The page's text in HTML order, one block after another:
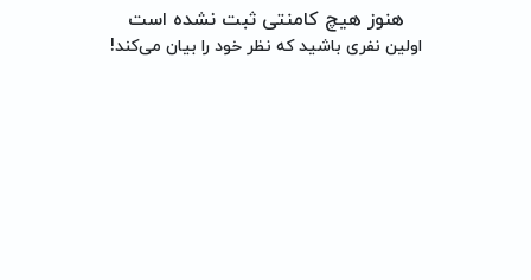
هنوز هیچ کامنتی ثبت نشده است
اولین نفری باشید که نظر خود را بیان می‌کند!